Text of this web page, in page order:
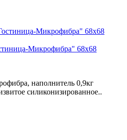
Микрофибра" 68х68
наполнитель 0,9кг
силиконизированное..